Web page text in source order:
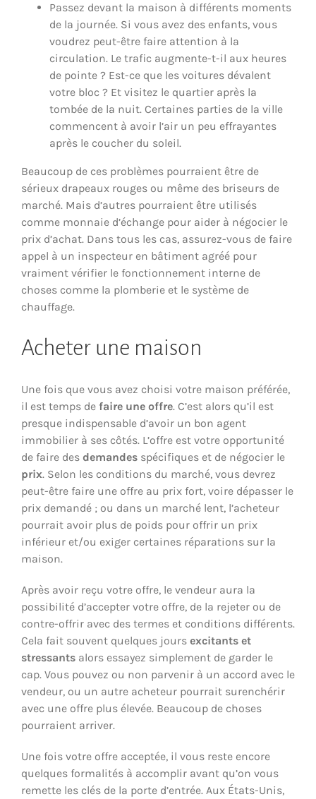
Passez devant la maison à différents moments
de la journée. Si vous avez des enfants, vous
voudrez peut-être faire attention à la
circulation. Le trafic augmente-t-il aux heures
de pointe ? Est-ce que les voitures dévalent
votre bloc ? Et visitez le quartier après la
tombée de la nuit. Certaines parties de la ville
commencent à avoir l’air un peu effrayantes
après le coucher du soleil.
Beaucoup de ces problèmes pourraient être de
sérieux drapeaux rouges ou même des briseurs de
marché. Mais d’autres pourraient être utilisés
comme monnaie d’échange pour aider à négocier le
prix d’achat. Dans tous les cas, assurez-vous de faire
appel à un inspecteur en bâtiment agréé pour
vraiment vérifier le fonctionnement interne de
choses comme la plomberie et le système de
chauffage.
Acheter une maison
Une fois que vous avez choisi votre maison préférée,
il est temps de faire une offre. C’est alors qu’il est
presque indispensable d’avoir un bon agent
immobilier à ses côtés. L’offre est votre opportunité
de faire des demandes spécifiques et de négocier le
prix. Selon les conditions du marché, vous devrez
peut-être faire une offre au prix fort, voire dépasser le
prix demandé ; ou dans un marché lent, l’acheteur
pourrait avoir plus de poids pour offrir un prix
inférieur et/ou exiger certaines réparations sur la
maison.
Après avoir reçu votre offre, le vendeur aura la
possibilité d’accepter votre offre, de la rejeter ou de
contre-offrir avec des termes et conditions différents.
Cela fait souvent quelques jours excitants et
stressants alors essayez simplement de garder le
cap. Vous pouvez ou non parvenir à un accord avec le
vendeur, ou un autre acheteur pourrait surenchérir
avec une offre plus élevée. Beaucoup de choses
pourraient arriver.
Une fois votre offre acceptée, il vous reste encore
quelques formalités à accomplir avant qu’on vous
remette les clés de la porte d’entrée. Aux États-Unis,